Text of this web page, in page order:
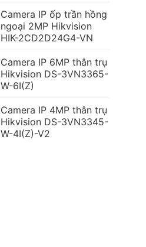
Camera IP ốp trần hồng
ngoại 2MP Hikvision
HIK-2CD2D24G4-VN
Camera IP 6MP thân trụ
Hikvision DS-3VN3365-
W-6I(Z)
Camera IP 4MP thân trụ
Hikvision DS-3VN3345-
W-4I(Z)-V2